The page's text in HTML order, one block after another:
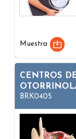
Muestra
CENTROS
BRK0405